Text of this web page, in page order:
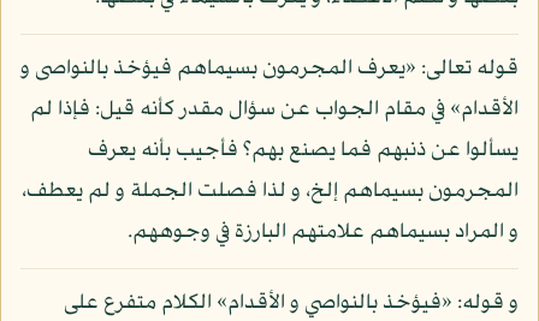
قوله تعالى: «يعرف المجرمون بسيماهم فيؤخذ بالنواصى و
الأقدام» في مقام الجواب عن سؤال مقدر كأنه قيل: فإذا لم
يسألوا عن ذنبهم فما يصنع بهم؟ فأجيب بأنه يعرف
المجرمون بسيماهم إلخ، و لذا فصلت الجملة و لم يعطف،
و المراد بسيماهم علامتهم البارزة في وجوههم.
و قوله: «فيؤخذ بالنواصي و الأقدام» الكلام متفرع على